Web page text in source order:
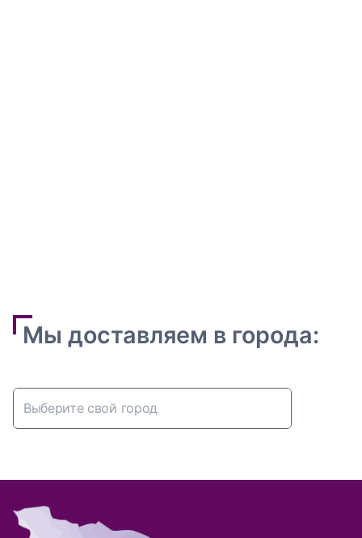
Мы доставляем в города:
Альметьевск